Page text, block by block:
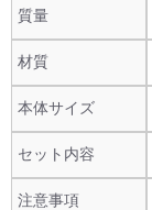
質量
材質
本体サイズ
セット内容
注意事項